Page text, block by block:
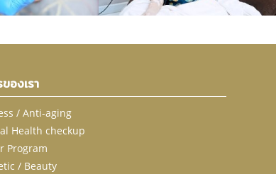
องเรา
/ Anti-aging
Health checkup
Program
/ Beauty